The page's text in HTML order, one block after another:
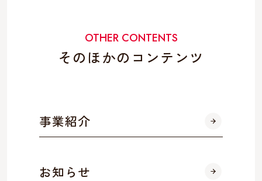
OTHER CONTENTS
そのほかのコンテンツ
事業紹介
お知らせ